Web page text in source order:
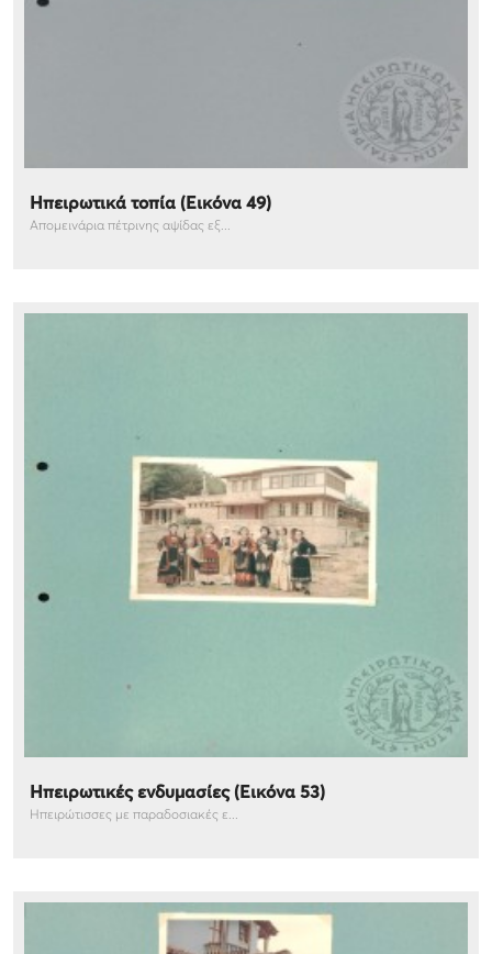
Ηπειρωτικά τοπία (Εικόνα 49)
Απομεινάρια πέτρινης αψίδας εξ...
Ηπειρωτικές ενδυμασίες (Εικόνα 53)
Ηπειρώτισσες με παραδοσιακές ε...